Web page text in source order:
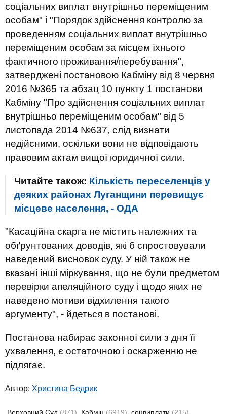
соціальних виплат внутрішньо переміщеним
особам" і "Порядок здійснення контролю за
проведенням соціальних виплат внутрішньо
переміщеним особам за місцем їхнього
фактичного проживання/перебування",
затверджені постановою Кабміну від 8 червня
2016 №365 та абзац 10 пункту 1 постанови
Кабміну "Про здійснення соціальних виплат
внутрішньо переміщеним особам" від 5
листопада 2014 №637, слід визнати
недійсними, оскільки вони не відповідають
правовим актам вищої юридичної сили.
Читайте також: Кількість переселенців у
деяких районах Луганщини перевищує
місцеве населення, - ОДА
"Касаційна скарга не містить належних та
обґрунтованих доводів, які б спростовували
наведений висновок суду. У ній також не
вказані інші міркування, що не були предметом
перевірки апеляційного суду і щодо яких не
наведено мотиви відхилення такого
аргументу", - йдеться в постанові.
Постанова набирає законної сили з дня її
ухвалення, є остаточною і оскарженню не
підлягає.
Автор: Христина Бедрик